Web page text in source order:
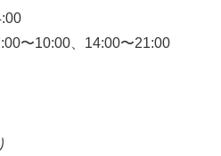
〜10:00、14:00〜21:00